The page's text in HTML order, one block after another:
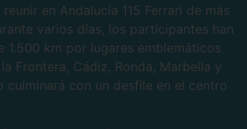
en Andalucía 115 Ferrari de más
varios días, los participantes han
1.500 km por lugares emblemáticos
Frontera, Cádiz, Ronda, Marbella y
culminará con un desfile en el centro